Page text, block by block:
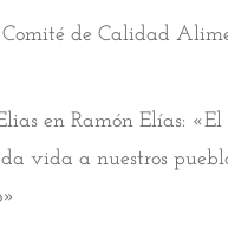
Comité de Calidad
en Ramón Elías: «El
vida a nuestros